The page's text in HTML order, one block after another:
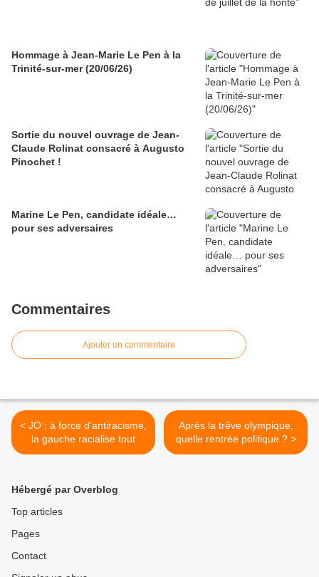
Hommage à Jean-Marie Le Pen à la
Trinité-sur-mer (20/06/26)
Sortie du nouvel ouvrage de Jean-
Claude Rolinat consacré à Augusto
Pinochet !
Marine Le Pen, candidate idéale…
pour ses adversaires
Commentaires
Ajouter un commentaire
< JO : à force d’antiracisme,
la gauche racialise tout
Après la trêve olympique,
quelle rentrée politique ? >
Hébergé par Overblog
Top articles
Pages
Contact